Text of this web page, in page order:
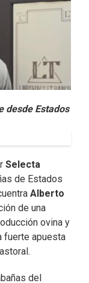
desde Estados
Selecta
de Estados
Alberto
de una
ovina y
fuerte apuesta
del